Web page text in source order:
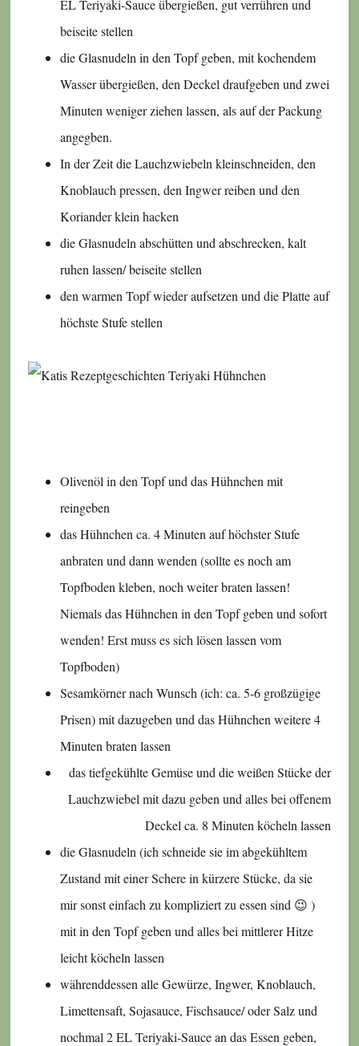
EL Teriyaki-Sauce übergießen, gut verrühren und
beiseite stellen
die Glasnudeln in den Topf geben, mit kochendem
Wasser übergießen, den Deckel draufgeben und zwei
Minuten weniger ziehen lassen, als auf der Packung
angegben.
In der Zeit die Lauchzwiebeln kleinschneiden, den
Knoblauch pressen, den Ingwer reiben und den
Koriander klein hacken
die Glasnudeln abschütten und abschrecken, kalt
ruhen lassen/ beiseite stellen
den warmen Topf wieder aufsetzen und die Platte auf
höchste Stufe stellen
Olivenöl in den Topf und das Hühnchen mit
reingeben
das Hühnchen ca. 4 Minuten auf höchster Stufe
anbraten und dann wenden (sollte es noch am
Topfboden kleben, noch weiter braten lassen!
Niemals das Hühnchen in den Topf geben und sofort
wenden! Erst muss es sich lösen lassen vom
Topfboden)
Sesamkörner nach Wunsch (ich: ca. 5-6 großzügige
Prisen) mit dazugeben und das Hühnchen weitere 4
Minuten braten lassen
das tiefgekühlte Gemüse und die weißen Stücke der
Lauchzwiebel mit dazu geben und alles bei offenem
Deckel ca. 8 Minuten köcheln lassen
die Glasnudeln (ich schneide sie im abgekühltem
Zustand mit einer Schere in kürzere Stücke, da sie
mir sonst einfach zu kompliziert zu essen sind 😉 )
mit in den Topf geben und alles bei mittlerer Hitze
leicht köcheln lassen
währenddessen alle Gewürze, Ingwer, Knoblauch,
Limettensaft, Sojasauce, Fischsauce/ oder Salz und
nochmal 2 EL Teriyaki-Sauce an das Essen geben,